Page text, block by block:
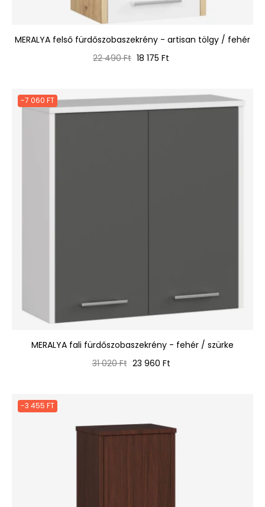
MERALYA felső fürdőszobaszekrény - artisan tölgy / fehér
Normál
22 490 Ft Ár
18 175 Ft
-7 060 FT
MERALYA fali fürdőszobaszekrény - fehér / szürke
Normál
31 020 Ft Ár
23 960 Ft
-3 455 FT